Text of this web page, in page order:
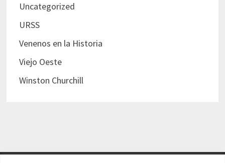
Uncategorized
URSS
Venenos en la Historia
Viejo Oeste
Winston Churchill